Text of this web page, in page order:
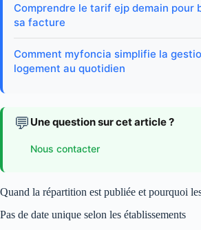
Comprendre le tarif ejp demain pour
sa facture
Comment myfoncia simplifie la
logement au quotidien
💬 Une question sur cet article ?
Nous contacter
Quand la répartition est publiée et pourquoi
Pas de date unique selon les établissements